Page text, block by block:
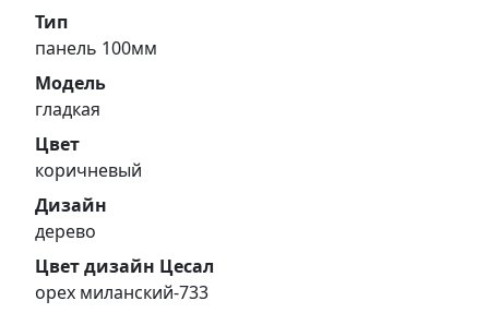
Тип
панель 100мм
Модель
гладкая
Цвет
коричневый
Дизайн
дерево
Цвет дизайн Цесал
орех миланский-733